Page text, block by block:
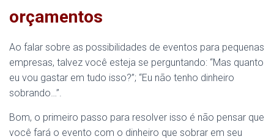
orçamentos
Ao falar sobre as possibilidades de eventos para pequenas
empresas, talvez você esteja se perguntando: “Mas quanto
eu vou gastar em tudo isso?”; “Eu não tenho dinheiro
sobrando…”.
Bom, o primeiro passo para resolver isso é não pensar que
você fará o evento com o dinheiro que sobrar em seu